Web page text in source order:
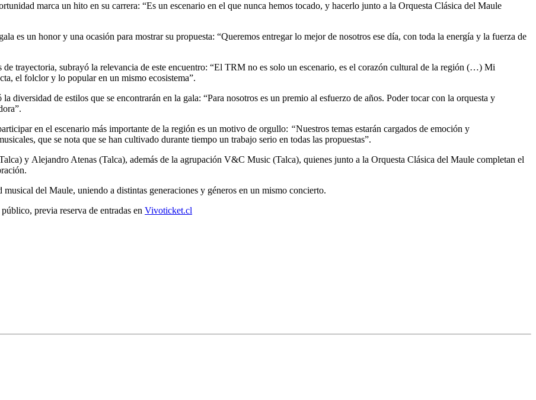
marca un hito en su carrera: “Es un escenario en el que nunca hemos tocado, y hacerlo junto a la Orquesta Clásica del Maule
es un honor y una ocasión para mostrar su propuesta: “Queremos entregar lo mejor de nosotros ese día, con toda la energía y la fuerza de
trayectoria, subrayó la relevancia de este encuentro: “El TRM no es solo un escenario, es el corazón cultural de la región (…) Mi
el folclor y lo popular en un mismo ecosistema”.
diversidad de estilos que se encontrarán en la gala: “Para nosotros es un premio al esfuerzo de años. Poder tocar con la orquesta y
en el escenario más importante de la región es un motivo de orgullo: “Nuestros temas estarán cargados de emoción y
que se nota que se han cultivado durante tiempo un trabajo serio en todas las propuestas”.
y Alejandro Atenas (Talca), además de la agrupación V&C Music (Talca), quienes junto a la Orquesta Clásica del Maule completan el
del Maule, uniendo a distintas generaciones y géneros en un mismo concierto.
previa reserva de entradas en Vivoticket.cl